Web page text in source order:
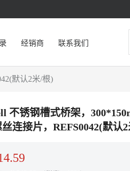
经销商 联系我们
默认2米/根)
不锈钢槽式桥架，
连接片，REFS0042(默认